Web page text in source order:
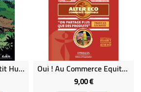
Les Aventures Du P'tit Hugo - Tome 3 : Le Village Englouti (BD) Oui ! Au Commerce Equitable
9,00 €Prix